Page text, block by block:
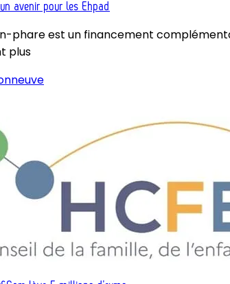
avenir pour les Ehpad
phare est un financement
plus